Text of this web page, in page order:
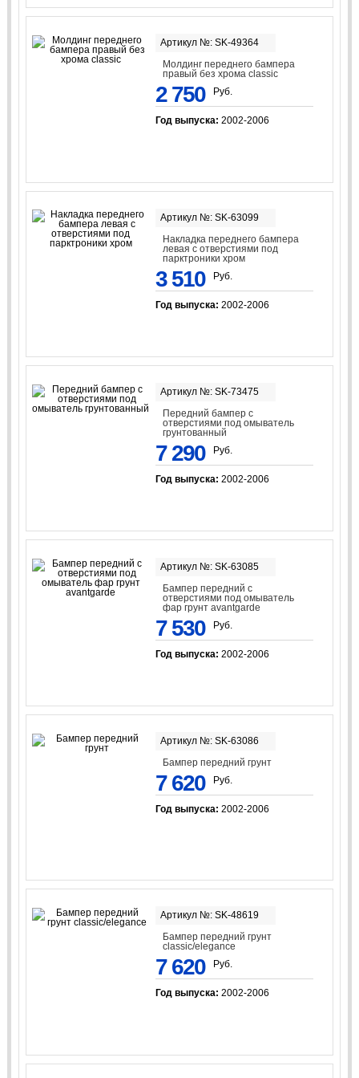
Артикул №: SK-49364
Молдинг переднего бампера
правый без хрома classic
2 750 Руб.
Год выпуска: 2002-2006
Артикул №: SK-63099
Накладка переднего бампера
левая с отверстиями под
парктроники хром
3 510 Руб.
Год выпуска: 2002-2006
Артикул №: SK-73475
Передний бампер с
отверстиями под омыватель
грунтованный
7 290 Руб.
Год выпуска: 2002-2006
Артикул №: SK-63085
Бампер передний с
отверстиями под омыватель
фар грунт avantgarde
7 530 Руб.
Год выпуска: 2002-2006
Артикул №: SK-63086
Бампер передний грунт
7 620 Руб.
Год выпуска: 2002-2006
Артикул №: SK-48619
Бампер передний грунт
classic/elegancе
7 620 Руб.
Год выпуска: 2002-2006